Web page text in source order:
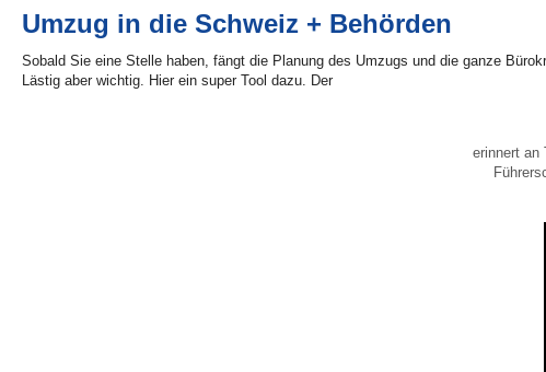
Umzug in die Schweiz + Behörden
Sobald Sie eine Stelle haben, fängt die Planung des Umzugs und die ganze
Lästig aber wichtig. Hier ein super Tool dazu. Der
erinnert an